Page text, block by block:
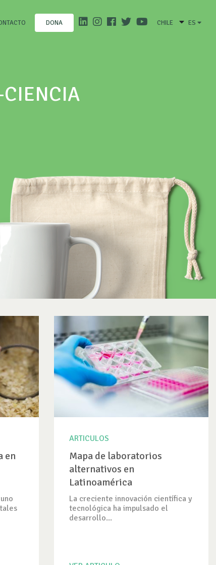
DONA CHILE ES
CIENCIA
en
ARTICULOS
Mapa de laboratorios
alternativos en
Latinoamérica
La creciente innovación científica y
tecnológica ha impulsado el
desarrollo...